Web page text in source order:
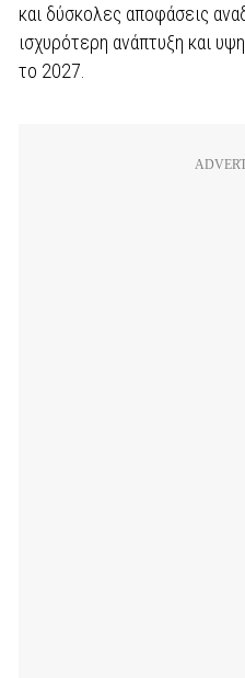
και δύσκολες αποφάσεις
ισχυρότερη ανάπτυξη και
το 2027.